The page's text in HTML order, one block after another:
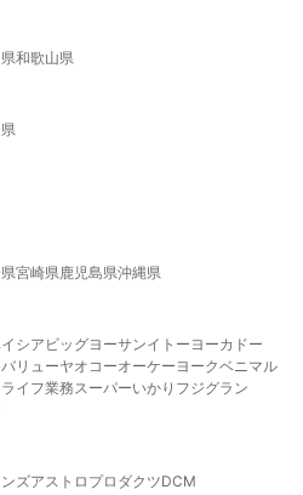
和歌山県
宮崎県鹿児島県沖縄県
シア ビッグヨーサンイトーヨーカドー
リューヤオコーオーケー ヨークベニマル
ライフ業務スーパーいかり フジグラン
ズアストロプロダクツDCM